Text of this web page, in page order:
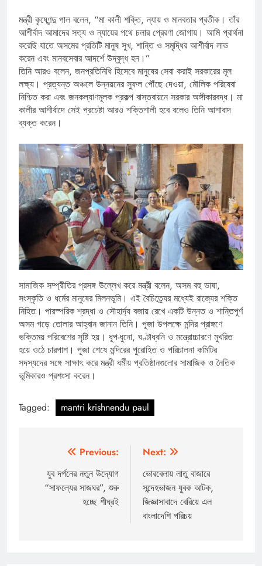
মন্ত্রী কৃষ্ণেন্দু পাল বলেন, “মা কালী শক্তি, ন্যায় ও মানবতার প্রতীক। তাঁর
আশীর্বাদ আমাদের সত্য ও ন্যায়ের পথে চলার প্রেরণা জোগায়। আমি প্রার্থনা
করেছি যাতে অসমের প্রতিটি মানুষ সুখ, শান্তি ও সমৃদ্ধির আশীর্বাদ লাভ
করেন এবং মানবসেবার আদর্শে উদ্বুদ্ধ হন।”
তিনি আরও বলেন, জনপ্রতিনিধি হিসেবে মানুষের সেবা করাই সরকারের মূল
লক্ষ্য। প্রত্যন্ত অঞ্চলে উন্নয়নের সুফল পৌঁছে দেওয়া, মৌলিক পরিষেবা
নিশ্চিত করা এবং জনকল্যাণমূলক প্রকল্প বাস্তবায়নে সরকার অঙ্গীকারবদ্ধ। মা
কালীর আশীর্বাদে সেই প্রচেষ্টা আরও শক্তিশালী হবে বলেও তিনি আশাবাদ
ব্যক্ত করেন।
সামাজিক সম্প্রীতির প্রসঙ্গ উল্লেখ করে মন্ত্রী বলেন, অসম বহু ভাষা,
সংস্কৃতি ও ধর্মের মানুষের মিলনভূমি। এই বৈচিত্র্যের মধ্যেই রাজ্যের শক্তি
নিহিত। পারস্পরিক শ্রদ্ধা ও সৌহার্দ্য বজায় রেখে একটি উন্নত ও শান্তিপূর্ণ
অসম গড়ে তোলার আহ্বান জানান তিনি। পূজা উপলক্ষে মন্দির প্রাঙ্গণে
ভক্তিময় পরিবেশের সৃষ্টি হয়। ধূপ-ধুনো, ঘণ্টাধ্বনি ও মন্ত্রোচ্চারণে মুখরিত
হয়ে ওঠে চারপাশ। পূজা শেষে মন্দিরের পুরোহিত ও পরিচালনা কমিটির
সদস্যদের সঙ্গে সাক্ষাৎ করে মন্ত্রী ধর্মীয় প্রতিষ্ঠানগুলোর সামাজিক ও নৈতিক
ভূমিকারও প্রশংসা করেন।
Tagged: mantri krishnendu paul
navigation
Previous:
যুব দর্পনের নতুন উদ্যোগ
“সাফল্যের সাজঘর”, শুরু
হচ্ছে শীঘ্রই
Next:
ভোরবেলায় লাতু বাজারে
সন্দেহভাজন যুবক আটক,
জিজ্ঞাসাবাদে বেরিয়ে এল
বাংলাদেশি পরিচয়